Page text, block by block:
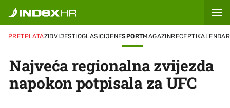
PRETPLATAZIDVIJESTIOGLASICIJENESPORTMAGAZINRECEPTIKALENDAR
Najveća regionalna zvijezda
napokon potpisala za UFC